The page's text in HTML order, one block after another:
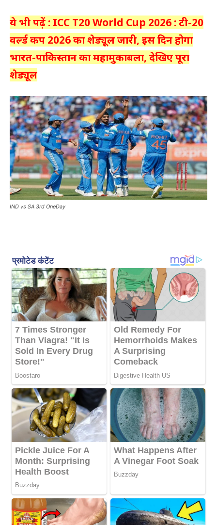
ये भी पढ़ें : ICC T20 World Cup 2026 : टी-20
वर्ल्ड कप 2026 का शेड्यूल जारी, इस दिन होगा
भारत-पाकिस्तान का महामुकाबला, देखिए पूरा
शेड्यूल
IND vs SA 3rd OneDay